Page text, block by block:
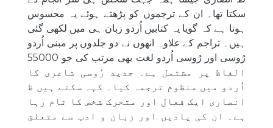
سکتا تھا۔ ان کے ترجموں کو پڑھتے ہوئے یہ محسوس
ہوتا ہے کہ گویا یہ کتابیں اُردو زبان ہی میں لکھی گئی
ہیں۔ تراجم کے علاوہ انھوں نے دو جلدوں پر مبنی اُردو
رُوسی اور رُوسی اُردو لغت بھی مرتب کی جو 55000
الفاظ پر مشتمل ہے۔ جدید رُوسی شاعری کا
اُردو میں منظوم ترجمہ کیا۔ کہہ سکتے ہیں ظ
انصاری ایک فعال اور متحرک شخص کا نام رہا
ہے۔ ان کی یادیں اور زبان و ادب سے متعلق